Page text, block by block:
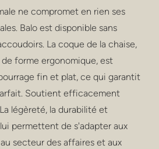
ne compromet en rien ses
Balo est disponible sans
La coque de la chaise,
forme ergonomique, est
fin et plat, ce qui garantit
Soutient efficacement
légèreté, la durabilité et
permettent de s'adapter aux
secteur des affaires et aux